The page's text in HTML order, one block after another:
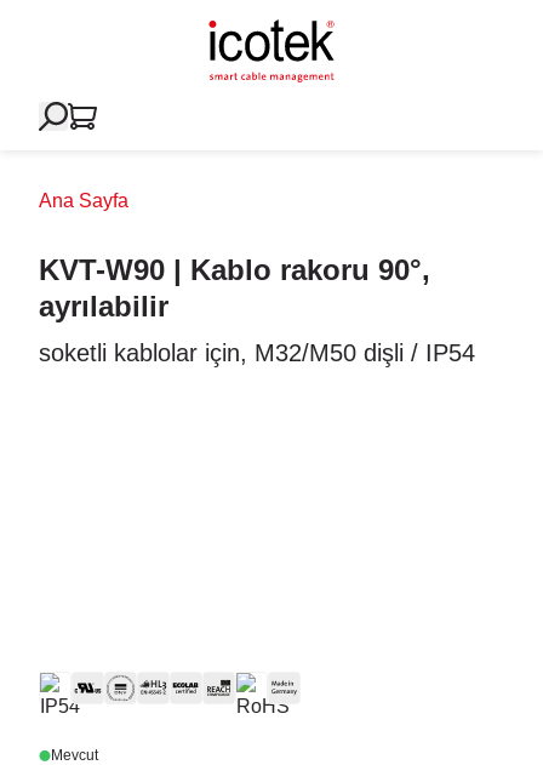
Ana Sayfa
KVT-W90 | Kablo rakoru 90°,
ayrılabilir
soketli kablolar için, M32/M50 dişli / IP54
Mevcut